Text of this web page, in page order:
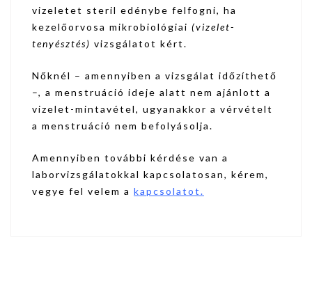
vizeletet steril edénybe felfogni, ha
kezelőorvosa mikrobiológiai (vizelet-
tenyésztés) vizsgálatot kért.
Nőknél – amennyiben a vizsgálat időzíthető
–, a menstruáció ideje alatt nem ajánlott a
vizelet-mintavétel, ugyanakkor a vérvételt
a menstruáció nem befolyásolja.
Amennyiben további kérdése van a
laborvizsgálatokkal kapcsolatosan, kérem,
vegye fel velem a kapcsolatot.